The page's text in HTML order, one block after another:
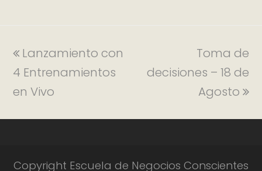
Lanzamiento con
4 Entrenamientos
en Vivo
Toma de
decisiones – 18 de
Agosto
Copyright Escuela de Negocios Conscientes